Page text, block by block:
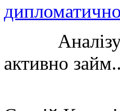
активно